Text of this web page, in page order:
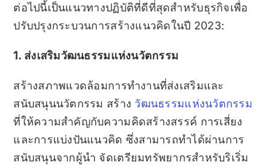
ต่อไปนี้เป็นแนวทางปฏิบัติที่ดีที่สุดสำหรับธุรกิจเพื่อ
ปรับปรุงกระบวนการสร้างแนวคิดในปี 2023:
1. ส่งเสริมวัฒนธรรมแห่งนวัตกรรม
สร้างสภาพแวดล้อมการทำงานที่ส่งเสริมและ
สนับสนุนนวัตกรรม สร้าง วัฒนธรรมแห่งนวัตกรรม
ที่ให้ความสำคัญกับความคิดสร้างสรรค์ การเสี่ยง
และการแบ่งปันแนวคิด ซึ่งสามารถทำได้ผ่านการ
สนับสนุนจากผู้นำ จัดเตรียมทรัพยากรสำหรับริเริ่ม